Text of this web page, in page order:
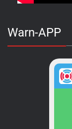
Warn-APP